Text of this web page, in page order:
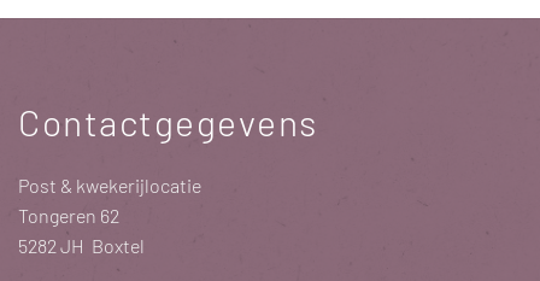
Contactgegevens
Post & kwekerijlocatie
Tongeren 62
5282 JH Boxtel